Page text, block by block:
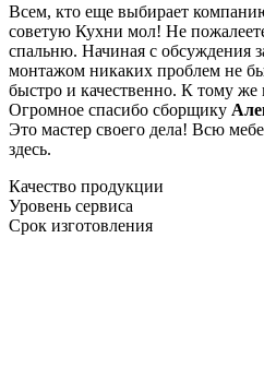
Всем, кто еще выбирает
советую Кухни мол! Не
спальню. Начиная с обсуждения
монтажом никаких проблем не
быстро и качественно. К тому
Огромное спасибо сборщику
Это мастер своего дела! Всю
здесь.
Качество продукции
Уровень сервиса
Срок изготовления